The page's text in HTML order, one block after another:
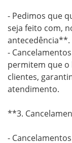
- Pedimos que
seja feito com,
antecedência**.
-
permitem que
clientes,
atendimento.
**3.
-